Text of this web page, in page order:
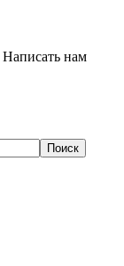
Написать нам